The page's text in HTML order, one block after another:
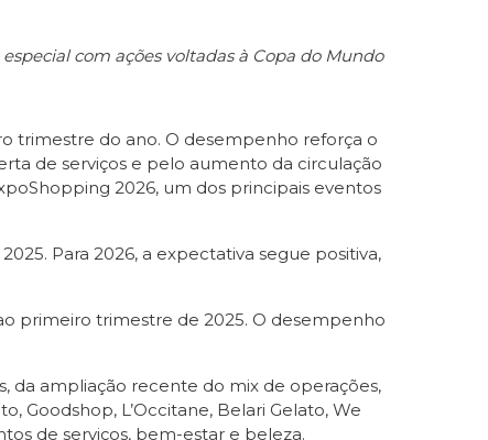
com ações voltadas à Copa do Mundo
trimestre do ano. O desempenho reforça o
de serviços e pelo aumento da circulação
2026, um dos principais eventos
Para 2026, a expectativa segue positiva,
primeiro trimestre de 2025. O desempenho
da ampliação recente do mix de operações,
Goodshop, L’Occitane, Belari Gelato, We
de serviços, bem-estar e beleza.